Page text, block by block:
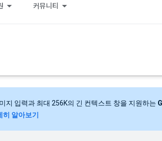
커뮤니티
지 입력과 최대 256K의 긴 컨텍스트 창을 지원하는
히 알아보기